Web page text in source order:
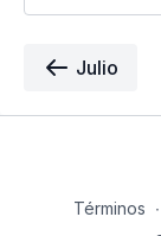
Julio
Términos ∙